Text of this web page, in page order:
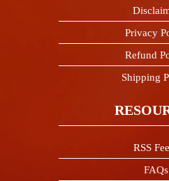
Privacy
Refund
Shipping
RSS
FAQs